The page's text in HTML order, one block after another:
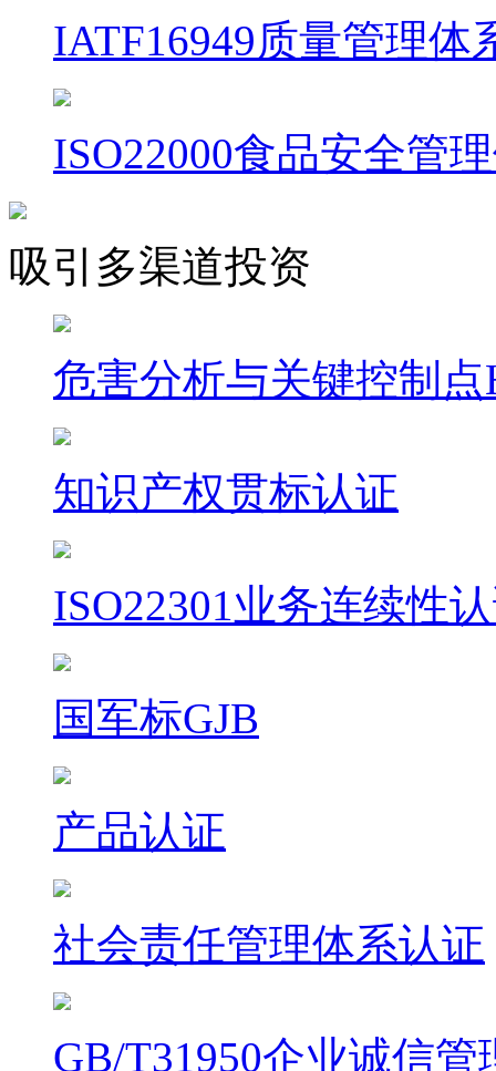
IATF16949质量管理体
ISO22000食品安全管
吸引多渠道投资
危害分析与关键控制点
知识产权贯标认证
ISO22301业务连续性
国军标GJB
产品认证
社会责任管理体系认证
GB/T31950企业诚信